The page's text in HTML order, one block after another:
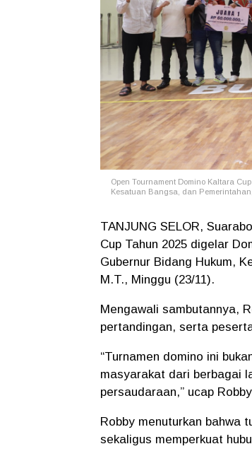
Open Tournament Domino Kaltara
Kesatuan Bangsa, dan
TANJUNG SELOR,
Cup Tahun 2025 digelar
Gubernur Bidang Hukum,
M.T., Minggu (23/11).
Mengawali sambutannya,
pertandingan, serta
“Turnamen domino ini
masyarakat dari berbagai
persaudaraan,” ucap
Robby menuturkan bahwa
sekaligus memperkuat